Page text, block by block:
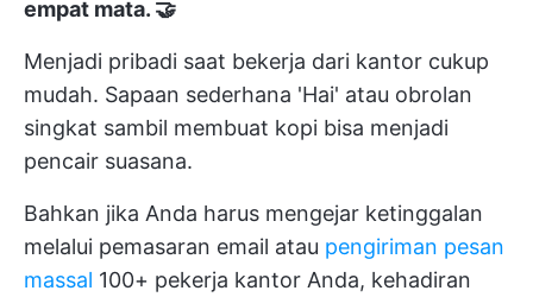
empat mata. 🤝
Menjadi pribadi saat bekerja dari kantor cukup
mudah. Sapaan sederhana 'Hai' atau obrolan
singkat sambil membuat kopi bisa menjadi
pencair suasana.
Bahkan jika Anda harus mengejar ketinggalan
melalui pemasaran email atau pengiriman pesan
massal 100+ pekerja kantor Anda, kehadiran